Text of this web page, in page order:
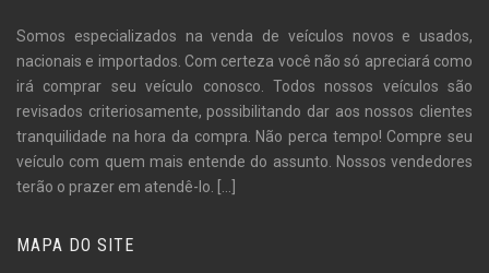
Somos especializados na venda de veículos novos e usados,
nacionais e importados. Com certeza você não só apreciará como
irá comprar seu veículo conosco. Todos nossos veículos são
revisados criteriosamente, possibilitando dar aos nossos clientes
tranquilidade na hora da compra. Não perca tempo! Compre seu
veículo com quem mais entende do assunto. Nossos vendedores
terão o prazer em atendê-lo.
MAPA DO SITE